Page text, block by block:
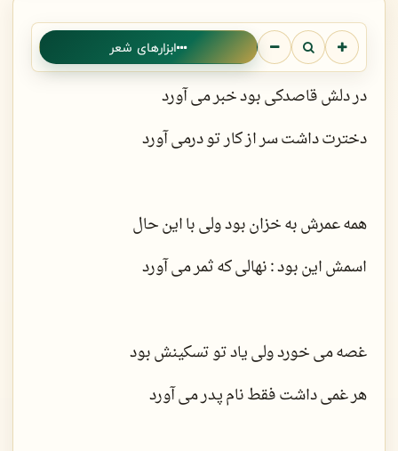
ابزارهای شعر
در دلش قاصدکی بود خبر می آورد
دخترت داشت سر از کار تو درمی آورد
همه عمرش به خزان بود ولی با این حال
اسمش این بود : نهالی که ثمر می آورد
غصه می خورد ولی یاد تو تسکینش بود
هر غمی داشت فقط نام پدر می آورد